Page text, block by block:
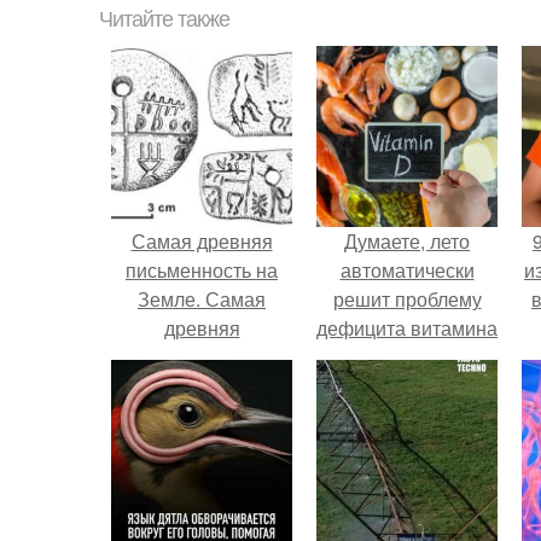
Читайте также
Самая древняя
письменность на
Земле. Самая
древняя
письменность.
Думаете, лето
автоматически
решит проблему
дефицита витамина
D?